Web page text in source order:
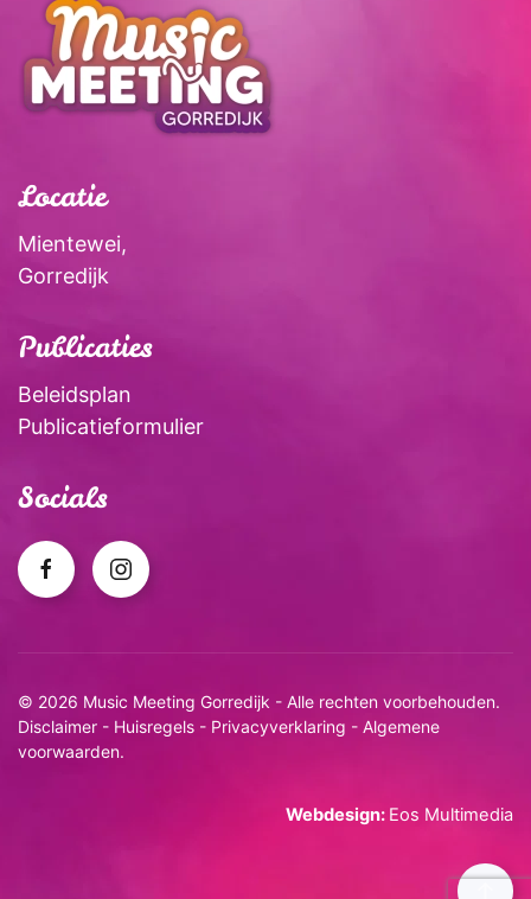
Locatie
Mientewei,
Gorredijk
Publicaties
Beleidsplan
Publicatieformulier
Socials
© 2026 Music Meeting Gorredijk - Alle rechten voorbehouden.
Disclaimer - Huisregels - Privacyverklaring - Algemene
voorwaarden.
Webdesign: Eos Multimedia